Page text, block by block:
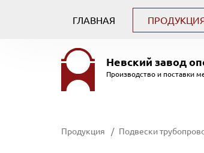
ГЛАВНАЯ
Невский завод
Производство и поставки
Продукция Подвески